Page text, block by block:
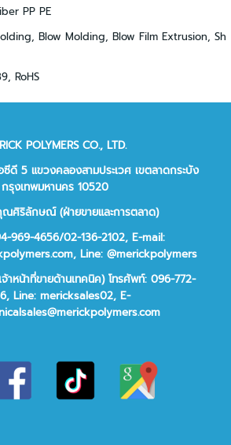
PP PE
Blow Molding, Blow Film Extrusion, Sh
RoHS
POLYMERS CO., LTD.
ซีดี 5 แขวงคลองสามประเวศ เขตลาดกระบัง
กรุงเทพมหานคร 10520
ศิริลักษณ์ (ฝ่ายขายและการตลาด)
969-4656/02-136-2102, E-mail:
, Line: @merickpolymers
าหน้าที่ขายด้านเทคนิค)โทรศัพท์: 096-772-
Line: mericksales02, E-